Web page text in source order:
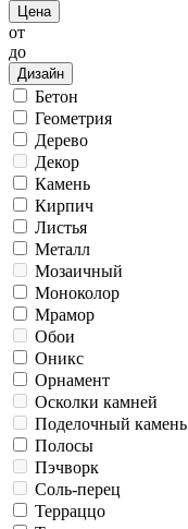
Цена
от
до
Дизайн
Бетон
Геометрия
Дерево
Декор
Камень
Кирпич
Листья
Металл
Мозаичный
Моноколор
Мрамор
Обои
Оникс
Орнамент
Осколки камней
Поделочный камень
Полосы
Пэчворк
Соль-перец
Терраццо